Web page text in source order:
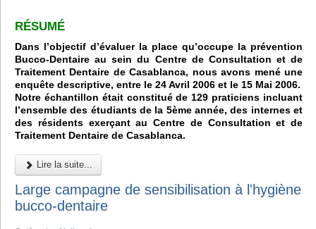
RÉSUMÉ
Dans l’objectif d’évaluer la place qu’occupe la prévention
Bucco-Dentaire au sein du Centre de Consultation et de
Traitement Dentaire de Casablanca, nous avons mené une
enquête descriptive, entre le 24 Avril 2006 et le 15 Mai 2006.
Notre échantillon était constitué de 129 praticiens incluant
l’ensemble des étudiants de la 5ème année, des internes et
des résidents exerçant au Centre de Consultation et de
Traitement Dentaire de Casablanca.
Lire la suite...
Large campagne de sensibilisation à l'hygiène
bucco-dentaire